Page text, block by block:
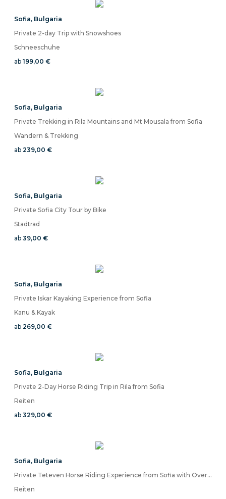
Sofia, Bulgaria
Private 2-day Trip with Snowshoes
Schneeschuhe
ab 199,00 €
Sofia, Bulgaria
Private Trekking in Rila Mountains and Mt Mousala from Sofia
Wandern & Trekking
ab 239,00 €
Sofia, Bulgaria
Private Sofia City Tour by Bike
Stadtrad
ab 39,00 €
Sofia, Bulgaria
Private Iskar Kayaking Experience from Sofia
Kanu & Kayak
ab 269,00 €
Sofia, Bulgaria
Private 2-Day Horse Riding Trip in Rila from Sofia
Reiten
ab 329,00 €
Sofia, Bulgaria
Private Teteven Horse Riding Experience from Sofia with Overnight
Reiten